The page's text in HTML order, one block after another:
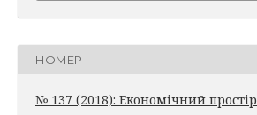
НОМЕР
№ 137 (2018): Економічний простір